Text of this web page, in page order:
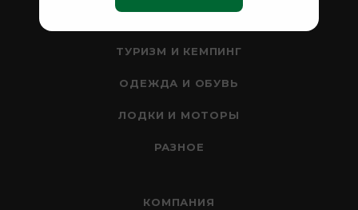
ТУРИЗМ И КЕМПИНГ
ОДЕЖДА И ОБУВЬ
ЛОДКИ И МОТОРЫ
РАЗНОЕ
КОМПАНИЯ